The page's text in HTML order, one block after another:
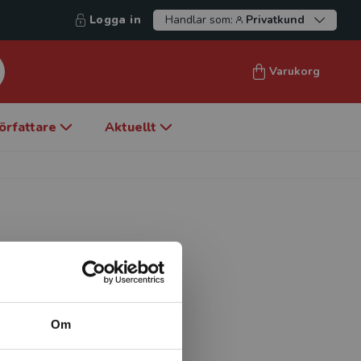
Om
Logga in Handlar som: Privatkund
Varukorg
Aktuellt
inom försäkringskassan.